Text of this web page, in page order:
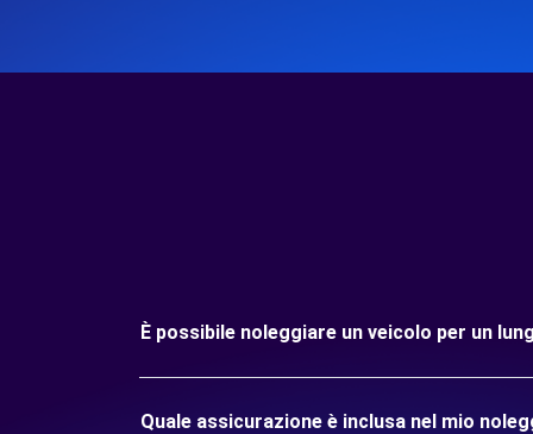
È possibile noleggiare un veicolo per un
Quale assicurazione è inclusa nel mio